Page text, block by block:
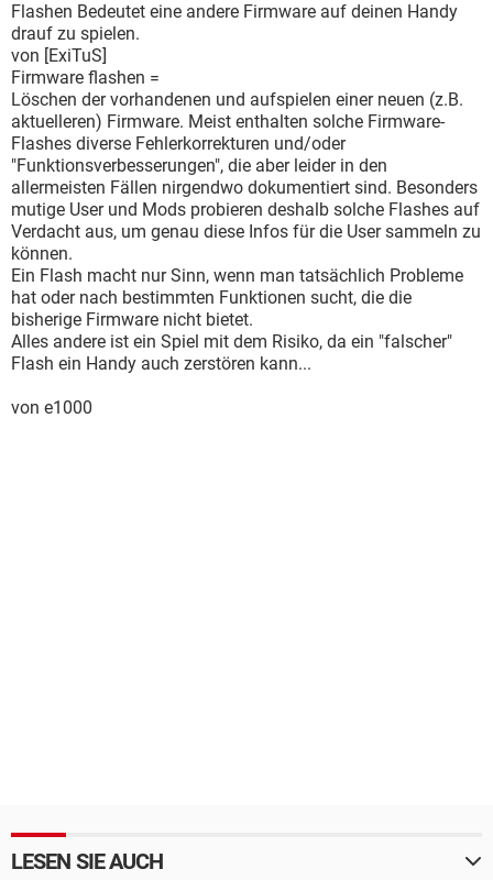
Flashen Bedeutet eine andere Firmware auf deinen Handy
drauf zu spielen.
von [ExiTuS]
Firmware flashen =
Löschen der vorhandenen und aufspielen einer neuen (z.B.
aktuelleren) Firmware. Meist enthalten solche Firmware-
Flashes diverse Fehlerkorrekturen und/oder
"Funktionsverbesserungen", die aber leider in den
allermeisten Fällen nirgendwo dokumentiert sind. Besonders
mutige User und Mods probieren deshalb solche Flashes auf
Verdacht aus, um genau diese Infos für die User sammeln zu
können.
Ein Flash macht nur Sinn, wenn man tatsächlich Probleme
hat oder nach bestimmten Funktionen sucht, die die
bisherige Firmware nicht bietet.
Alles andere ist ein Spiel mit dem Risiko, da ein "falscher"
Flash ein Handy auch zerstören kann...
von e1000
LESEN SIE AUCH